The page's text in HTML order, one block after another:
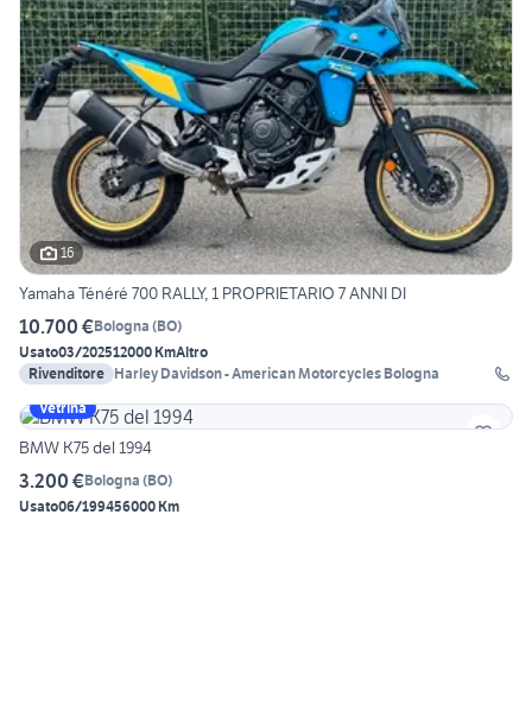
16
Yamaha Ténéré 700 RALLY, 1 PROPRIETARIO 7 ANNI DI
10.700 €Bologna (BO)
Usato03/202512000 KmAltro
Rivenditore Harley Davidson - American Motorcycles Bologna
Vetrina
BMW K75 del 1994
3.200 €Bologna (BO)
Usato06/199456000 Km